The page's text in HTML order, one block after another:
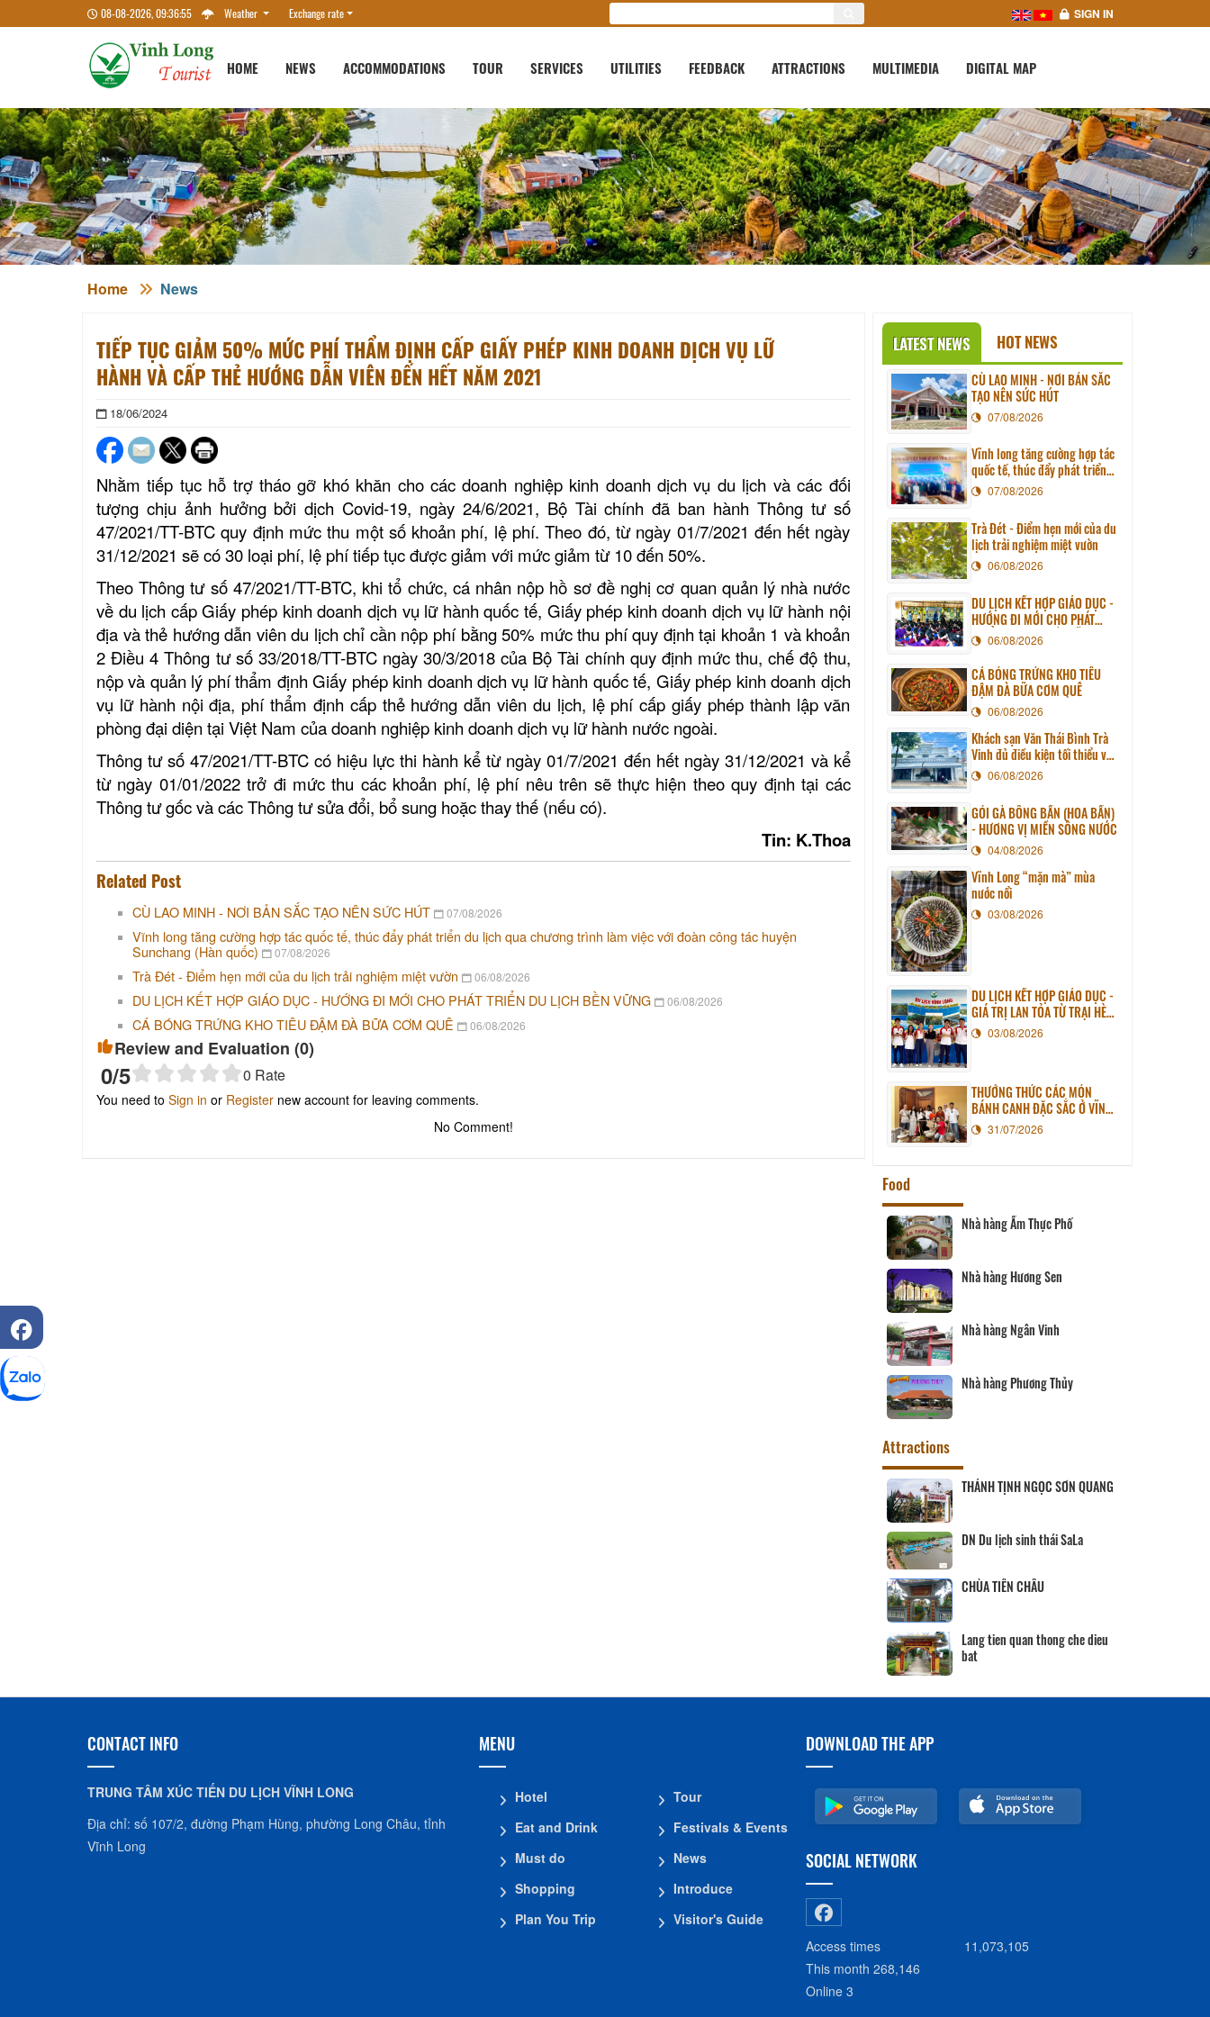
08-08-2026, 09:36:55 Weather Exchange rate SIGN IN
HOME NEWS ACCOMMODATIONS TOUR SERVICES UTILITIES FEEDBACK ATTRACTIONS MULTIMEDIA DIGITAL MAP
Home News
TIẾP TỤC GIẢM 50% MỨC PHÍ THẨM ĐỊNH CẤP GIẤY PHÉP KINH DOANH DỊCH VỤ LỮ
HÀNH VÀ CẤP THẺ HƯỚNG DẪN VIÊN ĐẾN HẾT NĂM 2021
18/06/2024
Nhằm tiếp tục hỗ trợ tháo gỡ khó khăn cho các doanh nghiệp kinh doanh dịch vụ du lịch và các đối
tượng chịu ảnh hưởng bởi dịch Covid-19, ngày 24/6/2021, Bộ Tài chính đã ban hành Thông tư số
47/2021/TT-BTC quy định mức thu một số khoản phí, lệ phí. Theo đó, từ ngày 01/7/2021 đến hết ngày
31/12/2021 sẽ có 30 loại phí, lệ phí tiếp tục được giảm với mức giảm từ 10 đến 50%.
Theo Thông tư số 47/2021/TT-BTC, khi tổ chức, cá nhân nộp hồ sơ đề nghị cơ quan quản lý nhà nước
về du lịch cấp Giấy phép kinh doanh dịch vụ lữ hành quốc tế, Giấy phép kinh doanh dịch vụ lữ hành nội
địa và thẻ hướng dẫn viên du lịch chỉ cần nộp phí bằng 50% mức thu phí quy định tại khoản 1 và khoản
2 Điều 4 Thông tư số 33/2018/TT-BTC ngày 30/3/2018 của Bộ Tài chính quy định mức thu, chế độ thu,
nộp và quản lý phí thẩm định Giấy phép kinh doanh dịch vụ lữ hành quốc tế, Giấy phép kinh doanh dịch
vụ lữ hành nội địa, phí thẩm định cấp thẻ hướng dẫn viên du lịch, lệ phí cấp giấy phép thành lập văn
phòng đại diện tại Việt Nam của doanh nghiệp kinh doanh dịch vụ lữ hành nước ngoài.
Thông tư số 47/2021/TT-BTC có hiệu lực thi hành kể từ ngày 01/7/2021 đến hết ngày 31/12/2021 và kể
từ ngày 01/01/2022 trở đi mức thu các khoản phí, lệ phí nêu trên sẽ thực hiện theo quy định tại các
Thông tư gốc và các Thông tư sửa đổi, bổ sung hoặc thay thế (nếu có).
Tin: K.Thoa
Related Post
CÙ LAO MINH - NƠI BẢN SẮC TẠO NÊN SỨC HÚT 07/08/2026
Vĩnh long tăng cường hợp tác quốc tế, thúc đẩy phát triển du lịch qua chương trình làm việc với đoàn công tác huyện
Sunchang (Hàn quốc)
07/08/2026
Trà Đét - Điểm hẹn mới của du lịch trải nghiệm miệt vườn 06/08/2026
DU LỊCH KẾT HỢP GIÁO DỤC - HƯỚNG ĐI MỚI CHO PHÁT TRIỂN DU LỊCH BỀN VỮNG 06/08/2026
CÁ BÓNG TRỨNG KHO TIÊU ĐẬM ĐÀ BỮA CƠM QUÊ 06/08/2026
Review and Evaluation (0)
0/5 0 Rate
You need to Sign in or Register new account for leaving comments.
No Comment!
LATEST NEWS HOT NEWS
CÙ LAO MINH - NƠI BẢN SẮC
TẠO NÊN SỨC HÚT
07/08/2026
Vĩnh long tăng cường hợp tác
quốc tế, thúc đẩy phát triển
du lịch qua chương trình làm
việc với đoàn công tác huyện
Sunchang (Hàn quốc)
07/08/2026
Trà Đét - Điểm hẹn mới của du
lịch trải nghiệm miệt vườn
06/08/2026
DU LỊCH KẾT HỢP GIÁO DỤC -
HƯỚNG ĐI MỚI CHO PHÁT
TRIỂN DU LỊCH BỀN VỮNG
06/08/2026
CÁ BÓNG TRỨNG KHO TIÊU
ĐẬM ĐÀ BỮA CƠM QUÊ
06/08/2026
Khách sạn Văn Thái Bình Trà
Vinh đủ điều kiện tối thiểu về
cơ sở vật chất kỹ thuật và
dịch vụ của cơ sở lưu trú du
lịch
06/08/2026
GỎI GÀ BÔNG BẦN (HOA BẦN)
- HƯƠNG VỊ MIỀN SÔNG NƯỚC
04/08/2026
Vĩnh Long “mặn mà” mùa
nước nổi
03/08/2026
DU LỊCH KẾT HỢP GIÁO DỤC -
GIÁ TRỊ LAN TỎA TỪ TRẠI HÈ
PHƯƠNG NAM NĂM 2026
03/08/2026
THƯỞNG THỨC CÁC MÓN
BÁNH CANH ĐẶC SẮC Ở VĨNH
LONG31/07/2026
Food
Nhà hàng Ẩm Thực Phố
Nhà hàng Hương Sen
Nhà hàng Ngân Vinh
Nhà hàng Phương Thủy
Attractions
THÁNH TỊNH NGỌC SƠN QUANG
DN Du lịch sinh thái SaLa
CHÙA TIÊN CHÂU
Lang tien quan thong che dieu
bat
CONTACT INFO
TRUNG TÂM XÚC TIẾN DU LỊCH VĨNH LONG
Địa chỉ: số 107/2, đường Phạm Hùng, phường Long Châu, tỉnh
Vĩnh Long
MENU
Hotel
Eat and Drink
Must do
Shopping
Plan You Trip
Tour
Festivals & Events
News
Introduce
Visitor's Guide
DOWNLOAD THE APP
SOCIAL NETWORK
Access times
11,073,105
This month 268,146
Online 3